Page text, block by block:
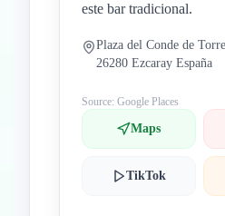
este bar tradicional.
Plaza del Conde de
26280 Ezcaray España
Source: Google Places
Maps
TikTok